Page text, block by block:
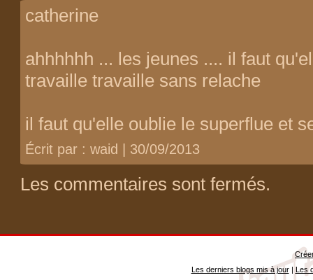
catherine
ahhhhhh ... les jeunes .... il faut
travaille travaille sans relache
il faut qu'elle oublie le superflue et
Écrit par : waid | 30/09/2013
Les commentaires sont fermés.
Les derniers blogs mis à jour| Les